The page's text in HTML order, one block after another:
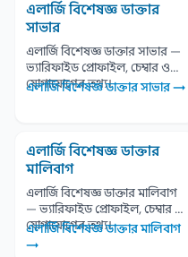
এলার্জি বিশেষজ্ঞ ডাক্তার
সাভার
এলার্জি বিশেষজ্ঞ ডাক্তার সাভার —
ভ্যারিফাইড প্রোফাইল, চেম্বার ও
যোগাযোগের তথ্য।
এলার্জি বিশেষজ্ঞ ডাক্তার সাভার →
এলার্জি বিশেষজ্ঞ ডাক্তার
মালিবাগ
এলার্জি বিশেষজ্ঞ ডাক্তার মালিবাগ
— ভ্যারিফাইড প্রোফাইল, চেম্বার ও
যোগাযোগের তথ্য।
এলার্জি বিশেষজ্ঞ ডাক্তার মালিবাগ
→